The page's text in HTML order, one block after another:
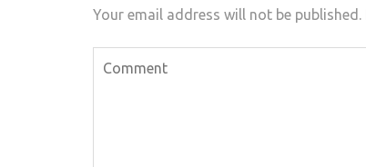
Your email address will not be published.